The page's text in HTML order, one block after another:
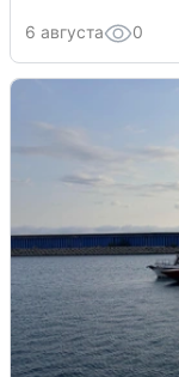
6 августа 0